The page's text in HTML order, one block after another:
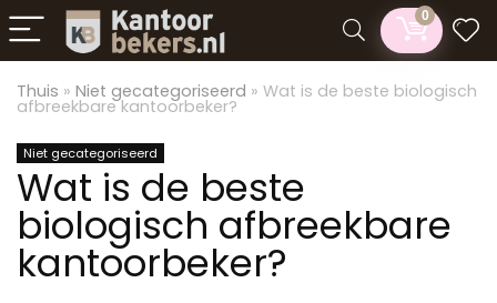
0
Thuis » Niet gecategoriseerd » Wat is de beste biologisch
afbreekbare kantoorbeker?
Niet gecategoriseerd
Wat is de beste
biologisch afbreekbare
kantoorbeker?